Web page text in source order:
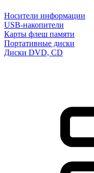
Носители информации
USB-накопители
Карты флеш памяти
Портативные диски
Диски DVD, CD